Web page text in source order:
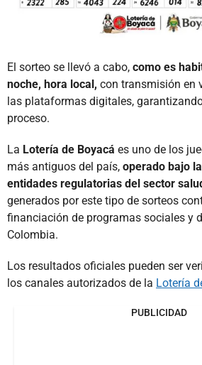
El sorteo se llevó a cabo, como es
noche, hora local, con transmisión en
las plataformas digitales,
proceso.
La Lotería de Boyacá es uno de los
más antiguos del país, operado bajo
entidades regulatorias del sector
generados por este tipo de sorteos
financiación de programas sociales y
Colombia.
Los resultados oficiales pueden ser
los canales autorizados de la Lotería
PUBLICIDAD